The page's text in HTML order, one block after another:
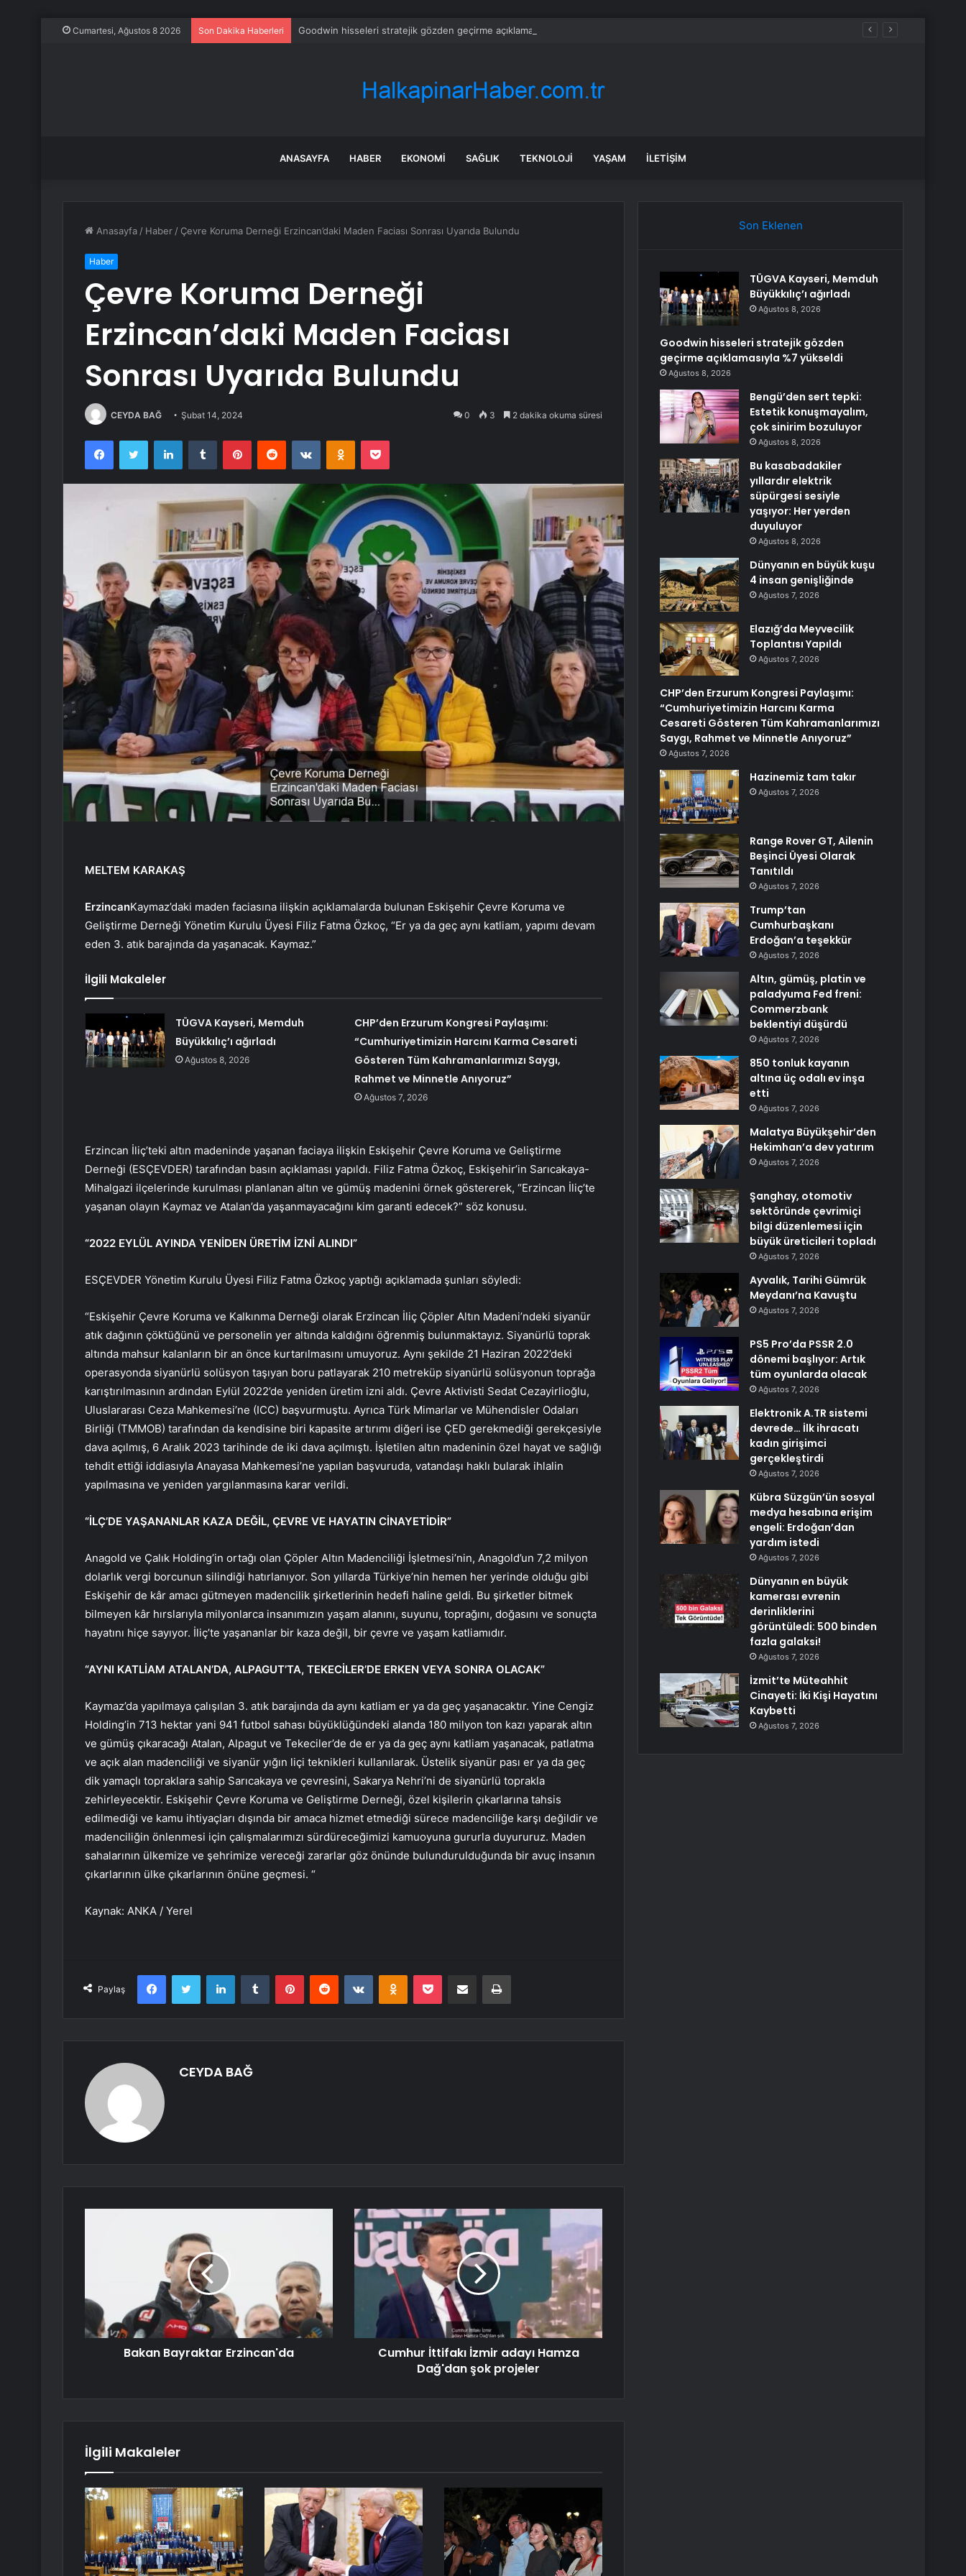
Cumartesi, Ağustos 8 2026 Son Dakika Haberleri Goodwin hisseleri stratejik gözden geçirme açıklamasıyla %7 yükseldi
ANASAYFA HABER EKONOMI SAĞLIK TEKNOLOJI YAŞAM İLETIŞIM
Anasayfa / Haber / Çevre Koruma Derneği Erzincan’daki Maden Faciası Sonrası Uyarıda Bulundu
Haber
Çevre Koruma Derneği
Erzincan’daki Maden Faciası
Sonrası Uyarıda Bulundu
CEYDA BAĞ Şubat 14, 2024 0 3 2 dakika okuma süresi
FacebookTwitter LinkedInTumblr PinterestReddit VKontakteOdnoklassniki
Pocket
MELTEM KARAKAŞ
ErzincanKaymaz’daki maden faciasına ilişkin açıklamalarda bulunan Eskişehir Çevre Koruma ve
Geliştirme Derneği Yönetim Kurulu Üyesi Filiz Fatma Özkoç, “Er ya da geç aynı katliam, yapımı devam
eden 3. atık barajında ​​da yaşanacak. Kaymaz.”
İlgili Makaleler
TÜGVA Kayseri, Memduh
Büyükkılıç’ı ağırladı
Ağustos 8, 2026
CHP’den Erzurum Kongresi Paylaşımı:
“Cumhuriyetimizin Harcını Karma Cesareti
Gösteren Tüm Kahramanlarımızı Saygı,
Rahmet ve Minnetle Anıyoruz”
Ağustos 7, 2026
Erzincan İliç’teki altın madeninde yaşanan faciaya ilişkin Eskişehir Çevre Koruma ve Geliştirme
Derneği (ESÇEVDER) tarafından basın açıklaması yapıldı. Filiz Fatma Özkoç, Eskişehir’in Sarıcakaya-
Mihalgazi ilçelerinde kurulması planlanan altın ve gümüş madenini örnek göstererek, “Erzincan İliç’te
yaşanan olayın Kaymaz ve Atalan’da yaşanmayacağını kim garanti edecek?” söz konusu.
“2022 EYLÜL AYINDA YENİDEN ÜRETİM İZNİ ALINDI”
ESÇEVDER Yönetim Kurulu Üyesi Filiz Fatma Özkoç yaptığı açıklamada şunları söyledi:
“Eskişehir Çevre Koruma ve Kalkınma Derneği olarak Erzincan İliç Çöpler Altın Madeni’ndeki siyanür
atık dağının çöktüğünü ve personelin yer altında kaldığını öğrenmiş bulunmaktayız. Siyanürlü toprak
altında mahsur kalanların bir an önce kurtarılmasını umuyoruz. Aynı şekilde 21 Haziran 2022’deki
operasyonda siyanürlü solüsyon taşıyan boru patlayarak 210 metreküp siyanürlü solüsyonun toprağa
karıştırılmasının ardından Eylül 2022’de yeniden üretim izni aldı. Çevre Aktivisti Sedat Cezayirlioğlu,
Uluslararası Ceza Mahkemesi’ne (ICC) başvurmuştu. Ayrıca Türk Mimarlar ve Mühendisler Odaları
Birliği (TMMOB) tarafından da kendisine biri kapasite artırımı diğeri ise ÇED gerekmediği gerekçesiyle
dava açılmış, 6 Aralık 2023 tarihinde de iki dava açılmıştı. İşletilen altın madeninin özel hayat ve sağlığı
tehdit ettiği iddiasıyla Anayasa Mahkemesi’ne yapılan başvuruda, vatandaşı haklı bularak ihlalin
yapılmasına ve yeniden yargılanmasına karar verildi.
“İLÇ’DE YAŞANANLAR KAZA DEĞİL, ÇEVRE VE HAYATIN CİNAYETİDİR”
Anagold ve Çalık Holding’in ortağı olan Çöpler Altın Madenciliği İşletmesi’nin, Anagold’un 7,2 milyon
dolarlık vergi borcunun silindiği hatırlanıyor. Son yıllarda Türkiye’nin hemen her yerinde olduğu gibi
Eskişehir de kâr amacı gütmeyen madencilik şirketlerinin hedefi haline geldi. Bu şirketler bitmek
bilmeyen kâr hırslarıyla milyonlarca insanımızın yaşam alanını, suyunu, toprağını, doğasını ve sonuçta
hayatını hiçe sayıyor. İliç’te yaşananlar bir kaza değil, bir çevre ve yaşam katliamıdır.
“AYNI KATLİAM ATALAN’DA, ALPAGUT’TA, TEKECİLER’DE ERKEN VEYA SONRA OLACAK”
Kaymaz’da yapılmaya çalışılan 3. atık barajında ​​da aynı katliam er ya da geç yaşanacaktır. Yine Cengiz
Holding’in 713 hektar yani 941 futbol sahası büyüklüğündeki alanda 180 milyon ton kazı yaparak altın
ve gümüş çıkaracağı Atalan, Alpagut ve Tekeciler’de de er ya da geç aynı katliam yaşanacak, patlatma
ve açık alan madenciliği ve siyanür yığın liçi teknikleri kullanılarak. Üstelik siyanür pası er ya da geç
dik yamaçlı topraklara sahip Sarıcakaya ve çevresini, Sakarya Nehri’ni de siyanürlü toprakla
zehirleyecektir. Eskişehir Çevre Koruma ve Geliştirme Derneği, özel kişilerin çıkarlarına tahsis
edilmediği ve kamu ihtiyaçları dışında bir amaca hizmet etmediği sürece madenciliğe karşı değildir ve
madenciliğin önlenmesi için çalışmalarımızı sürdüreceğimizi kamuoyuna gururla duyururuz. Maden
sahalarının ülkemize ve şehrimize vereceği zararlar göz önünde bulundurulduğunda bir avuç insanın
çıkarlarının ülke çıkarlarının önüne geçmesi. “
Kaynak: ANKA / Yerel
Paylaş
FacebookTwitter LinkedInTumblr PinterestReddit VKontakteOdnoklassniki
Pocket E-Posta ile paylaş Yazdır
CEYDA BAĞ
Bakan Bayraktar Erzincan'da
Cumhur İttifakı İzmir adayı Hamza
Dağ'dan şok projeler
İlgili Makaleler
Son Eklenen
TÜGVA Kayseri, Memduh
Büyükkılıç’ı ağırladı
Ağustos 8, 2026
Goodwin hisseleri stratejik gözden
geçirme açıklamasıyla %7 yükseldi
Ağustos 8, 2026
Bengü’den sert tepki:
Estetik konuşmayalım,
çok sinirim bozuluyor
Ağustos 8, 2026
Bu kasabadakiler
yıllardır elektrik
süpürgesi sesiyle
yaşıyor: Her yerden
duyuluyor
Ağustos 8, 2026
Dünyanın en büyük kuşu
4 insan genişliğinde
Ağustos 7, 2026
Elazığ’da Meyvecilik
Toplantısı Yapıldı
Ağustos 7, 2026
CHP’den Erzurum Kongresi Paylaşımı:
“Cumhuriyetimizin Harcını Karma
Cesareti Gösteren Tüm Kahramanlarımızı
Saygı, Rahmet ve Minnetle Anıyoruz”
Ağustos 7, 2026
Hazinemiz tam takır
Ağustos 7, 2026
Range Rover GT, Ailenin
Beşinci Üyesi Olarak
Tanıtıldı
Ağustos 7, 2026
Trump’tan
Cumhurbaşkanı
Erdoğan’a teşekkür
Ağustos 7, 2026
Altın, gümüş, platin ve
paladyuma Fed freni:
Commerzbank
beklentiyi düşürdü
Ağustos 7, 2026
850 tonluk kayanın
altına üç odalı ev inşa
etti
Ağustos 7, 2026
Malatya Büyükşehir’den
Hekimhan’a dev yatırım
Ağustos 7, 2026
Şanghay, otomotiv
sektöründe çevrimiçi
bilgi düzenlemesi için
büyük üreticileri topladı
Ağustos 7, 2026
Ayvalık, Tarihi Gümrük
Meydanı’na Kavuştu
Ağustos 7, 2026
PS5 Pro’da PSSR 2.0
dönemi başlıyor: Artık
tüm oyunlarda olacak
Ağustos 7, 2026
Elektronik A.TR sistemi
devrede… İlk ihracatı
kadın girişimci
gerçekleştirdi
Ağustos 7, 2026
Kübra Süzgün’ün sosyal
medya hesabına erişim
engeli: Erdoğan’dan
yardım istedi
Ağustos 7, 2026
Dünyanın en büyük
kamerası evrenin
derinliklerini
görüntüledi: 500 binden
fazla galaksi!
Ağustos 7, 2026
İzmit’te Müteahhit
Cinayeti: İki Kişi Hayatını
Kaybetti
Ağustos 7, 2026